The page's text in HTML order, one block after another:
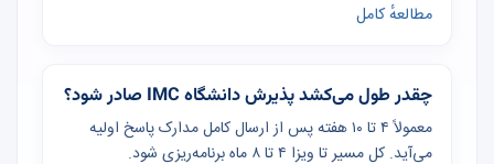
مطالعهٔ کامل
چقدر طول می‌کشد پذیرش دانشگاه IMC صادر شود؟
معمولاً ۴ تا ۱۰ هفته پس از ارسال کامل مدارک پاسخ اولیه
می‌آید. کل مسیر تا ویزا ۴ تا ۸ ماه برنامه‌ریزی شود.